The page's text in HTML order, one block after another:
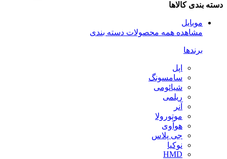
بندی کالاها
موبایل
مشاهده همه محصولات دسته بندی
برندها
اپل
سامسونگ
شیائومی
ریلمی
آنر
موتورولا
هوآوی
جی پلاس
نوکیا
HMD